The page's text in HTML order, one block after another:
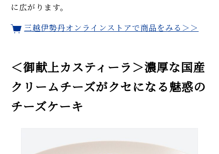
に広がります。
三越伊勢丹オンラインストアで商品をみる＞＞
＜御献上カスティーラ＞濃厚な国産
クリームチーズがクセになる魅惑の
チーズケーキ